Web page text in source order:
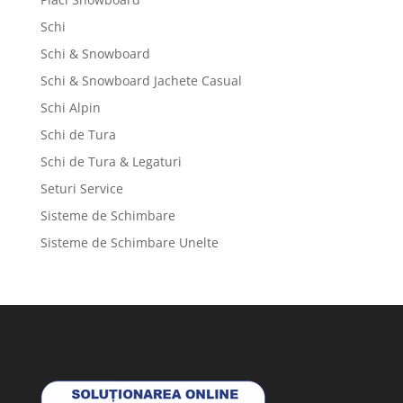
Schi
Schi & Snowboard
Schi & Snowboard Jachete Casual
Schi Alpin
Schi de Tura
Schi de Tura & Legaturi
Seturi Service
Sisteme de Schimbare
Sisteme de Schimbare Unelte